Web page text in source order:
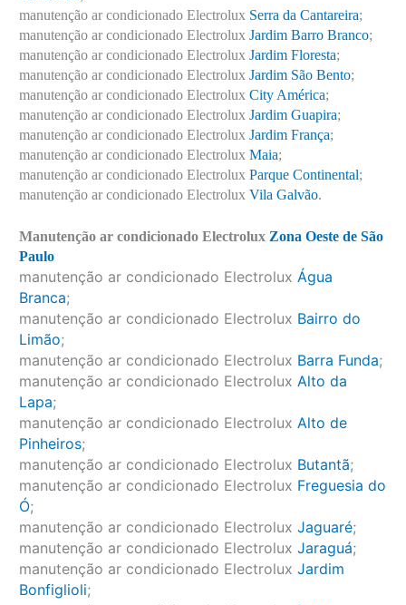
manutenção ar condicionado Electrolux Serra da Cantareira;
manutenção ar condicionado ElectroluxJardim Barro Branco;
manutenção ar condicionado ElectroluxJardim Floresta;
manutenção ar condicionado ElectroluxJardim São Bento;
manutenção ar condicionado ElectroluxCity América;
manutenção ar condicionado ElectroluxJardim Guapira;
manutenção ar condicionado ElectroluxJardim França;
manutenção ar condicionado ElectroluxMaia;
manutenção ar condicionado ElectroluxParque Continental;
manutenção ar condicionado ElectroluxVila Galvão.
Manutenção ar condicionado Electrolux Zona Oeste de São
Paulo
manutenção ar condicionado Electrolux Água
Branca;
manutenção ar condicionado Electrolux Bairro do
Limão;
manutenção ar condicionado Electrolux Barra Funda;
manutenção ar condicionado Electrolux Alto da
Lapa;
manutenção ar condicionado Electrolux Alto de
Pinheiros;
manutenção ar condicionado Electrolux Butantã;
manutenção ar condicionado Electrolux Freguesia do
Ó;
manutenção ar condicionado Electrolux Jaguaré;
manutenção ar condicionado Electrolux Jaraguá;
manutenção ar condicionado Electrolux Jardim
Bonfiglioli;